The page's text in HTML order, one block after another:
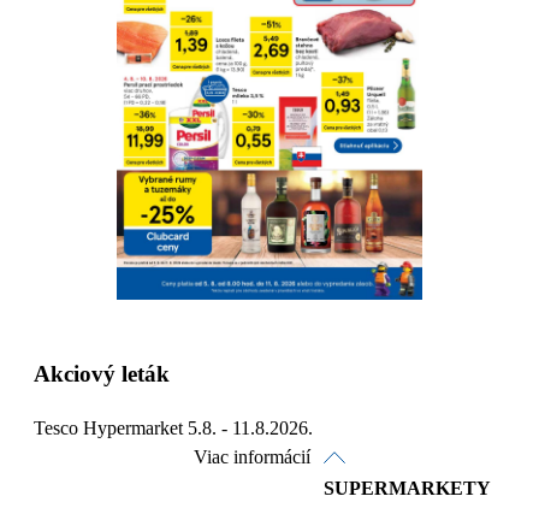
Akciový leták
Tesco Hypermarket 5.8. - 11.8.2026.
Viac informácií
SUPERMARKETY